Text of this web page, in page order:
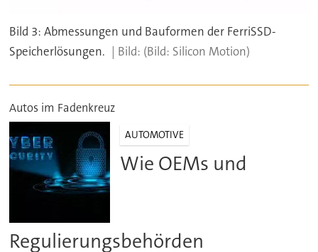
Bild 3: Abmessungen und Bauformen der FerriSSD-
Speicherlösungen.
(Bild: Silicon Motion)
Autos im Fadenkreuz
AUTOMOTIVE
Wie OEMs und
Regulierungsbehörden